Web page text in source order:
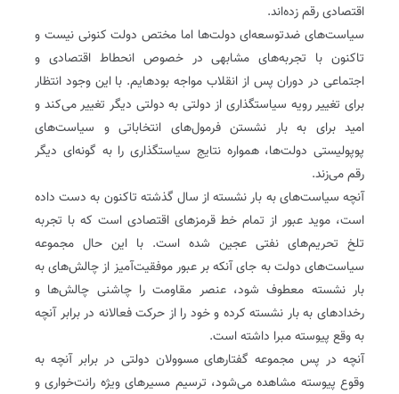
اقتصادی رقم زده‌اند.
سیاست‌های ضدتوسعه‌ای دولت‌ها اما مختص دولت کنونی نیست و
تاکنون با تجربه‌های مشابهی در خصوص انحطاط اقتصادی و
اجتماعی در دوران پس از انقلاب مواجه بودهایم. با این وجود انتظار
برای تغییر رویه سیاستگذاری از دولتی به دولتی دیگر تغییر می‌کند و
امید برای به بار نشستن فرمول‌های انتخاباتی و سیاست‌های
پوپولیستی دولت‌ها، همواره نتایج سیاستگذاری را به گونه‌ای دیگر
رقم می‌زند.
آنچه سیاست‌های به بار نشسته از سال گذشته تاکنون به دست داده
است، موید عبور از تمام خط قرمزهای اقتصادی است که با تجربه
تلخ تحریم‌های نفتی عجین شده است. با این حال مجموعه
سیاست‌های دولت به جای آنکه بر عبور موفقیت‌آمیز از چالش‌های به
بار نشسته معطوف شود، عنصر مقاومت را چاشنی چالش‌ها و
رخدادهای به بار نشسته کرده و خود را از حرکت فعالانه در برابر آنچه
به وقع پیوسته مبرا داشته است.
آنچه در پس مجموعه گفتارهای مسوولان دولتی در برابر آنچه به
وقوع پیوسته مشاهده می‌شود، ترسیم مسیرهای ویژه رانت‌خواری و